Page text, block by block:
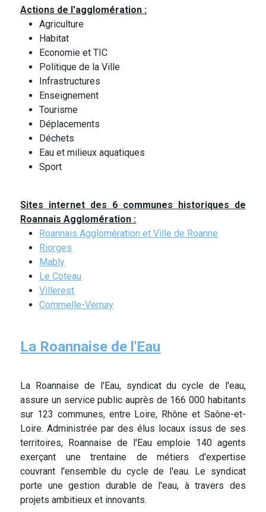
Actions de l'agglomération :
Agriculture
Habitat
Economie et TIC
Politique de la Ville
Infrastructures
Enseignement
Tourisme
Déplacements
Déchets
Eau et milieux aquatiques
Sport
Sites internet des 6 communes historiques de
Roannais Agglomération :
Roannais Agglomération et Ville de Roanne
Riorges
Mably
Le Coteau
Villerest
Commelle-Vernay
La Roannaise de l'Eau
La Roannaise de l'Eau, syndicat du cycle de l'eau,
assure un service public auprès de 166 000 habitants
sur 123 communes, entre Loire, Rhône et Saône-et-
Loire. Administrée par des élus locaux issus de ses
territoires, Roannaise de l'Eau emploie 140 agents
exerçant une trentaine de métiers d'expertise
couvrant l'ensemble du cycle de l'eau. Le syndicat
porte une gestion durable de l'eau, à travers des
projets ambitieux et innovants.